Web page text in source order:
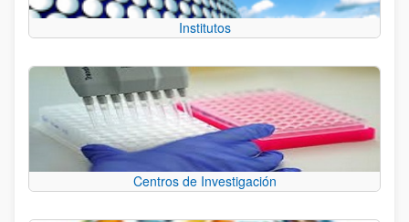
Institutos
Centros de Investigación